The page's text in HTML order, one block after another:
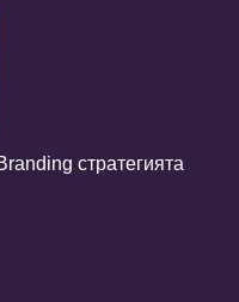
стратегията